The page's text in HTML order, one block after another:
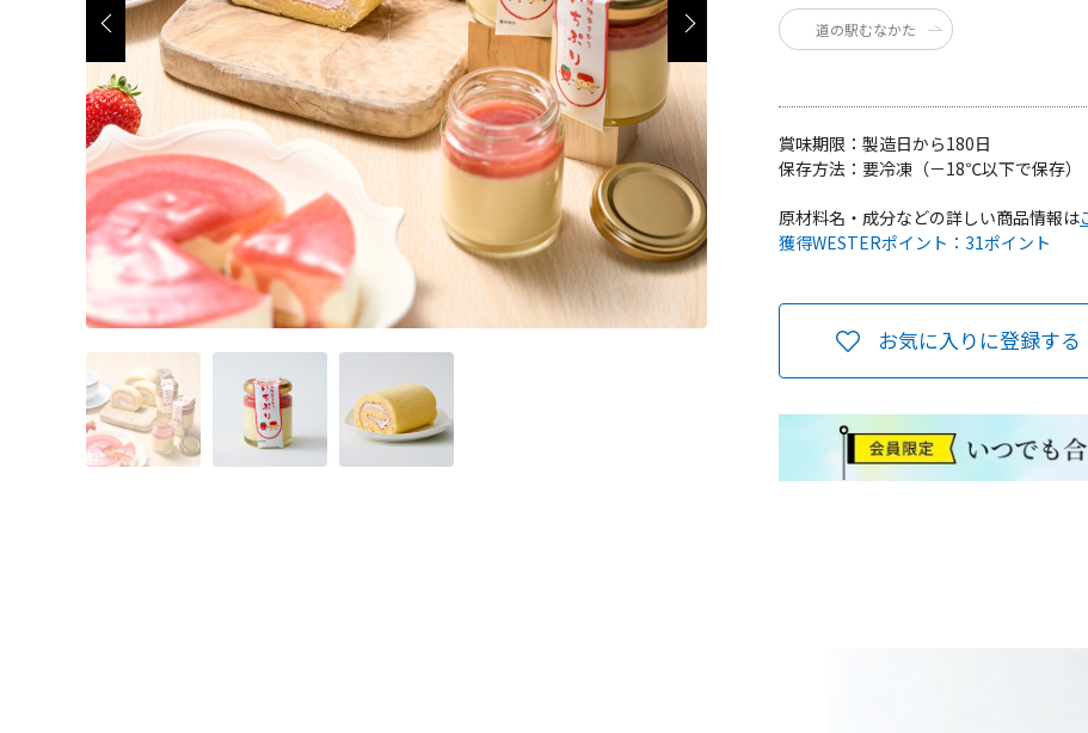
賞味期限： 製造日から180日
保存方法： 要冷凍（－18℃以下で保存）
獲得WESTERポイント： 31ポイント
お気に入りに登録する
原材料名・成分などの詳しい商品情報は
道の駅むなかた